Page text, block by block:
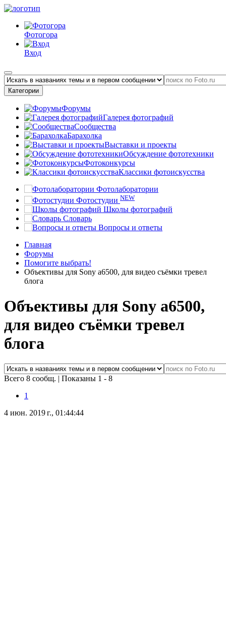
Фотогора
Вход
Категории
Форумы
Галерея фотографий
Сообщества
Барахолка
Выставки и проекты
Обсуждение фототехники
Фотоконкурсы
Классики фотоискусства
Фотолаборатории
Фотостудии NEW
Школы фотографий
Словарь
Вопросы и ответы
Главная
Форумы
Помогите выбрать!
Объективы для Sony a6500, для видео съёмки тревел
блога
Объективы для Sony a6500,
для видео съёмки тревел
блога
Всего 8 сообщ. | Показаны 1 - 8
1
4 июн. 2019 г., 01:44:44